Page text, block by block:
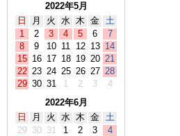
2022年5月
日
月 火 水 木 金 土
1
2 3 4 5 6
7
8
9 10 11 12 13 14
15 16 17 18 19 20 21
22 23 24 25 26 27 28
29 30 31 1 2 3
4
2022年6月
日
月 火 水 木 金 土
29 30 31 1 2 3
4